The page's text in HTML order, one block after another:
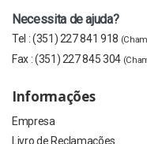
Necessita de ajuda?
Tel :(351) 227 841 918
Fax :(351) 227 845 304
Informações
Empresa
Livro de Reclamações